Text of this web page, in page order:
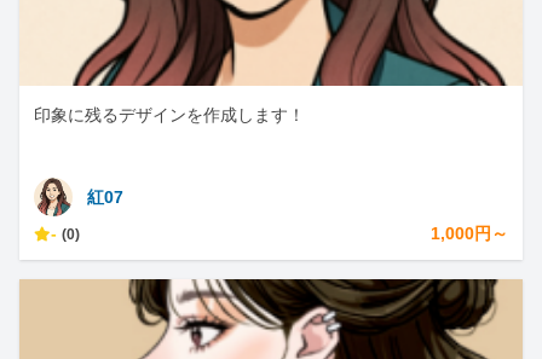
印象に残るデザインを作成します！
紅07
- (0) 1,000円～